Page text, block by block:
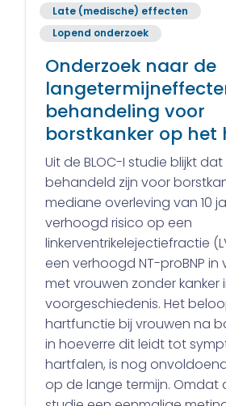
Late (medische) effecten
Lopend onderzoek
Onderzoek naar de
behandeling voor
borstkanker op het
Uit de BLOC-I studie blijkt
behandeld zijn voor
mediane overleving van 10
verhoogd risico op een
linkerventrikelejectiefractie
een verhoogd NT-proBNP in
met vrouwen zonder kanker
voorgeschiedenis. Het
hartfunctie bij vrouwen na
in hoeverre dit leidt tot
hartfalen, is nog
op de lange termijn. Omdat